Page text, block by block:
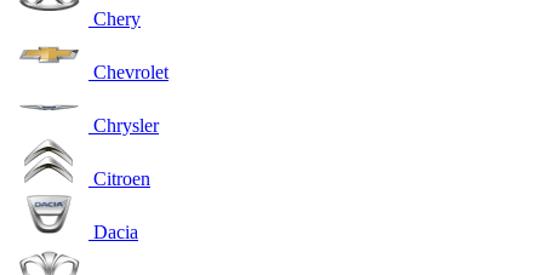
Chery
Chevrolet
Chrysler
Citroen
Dacia